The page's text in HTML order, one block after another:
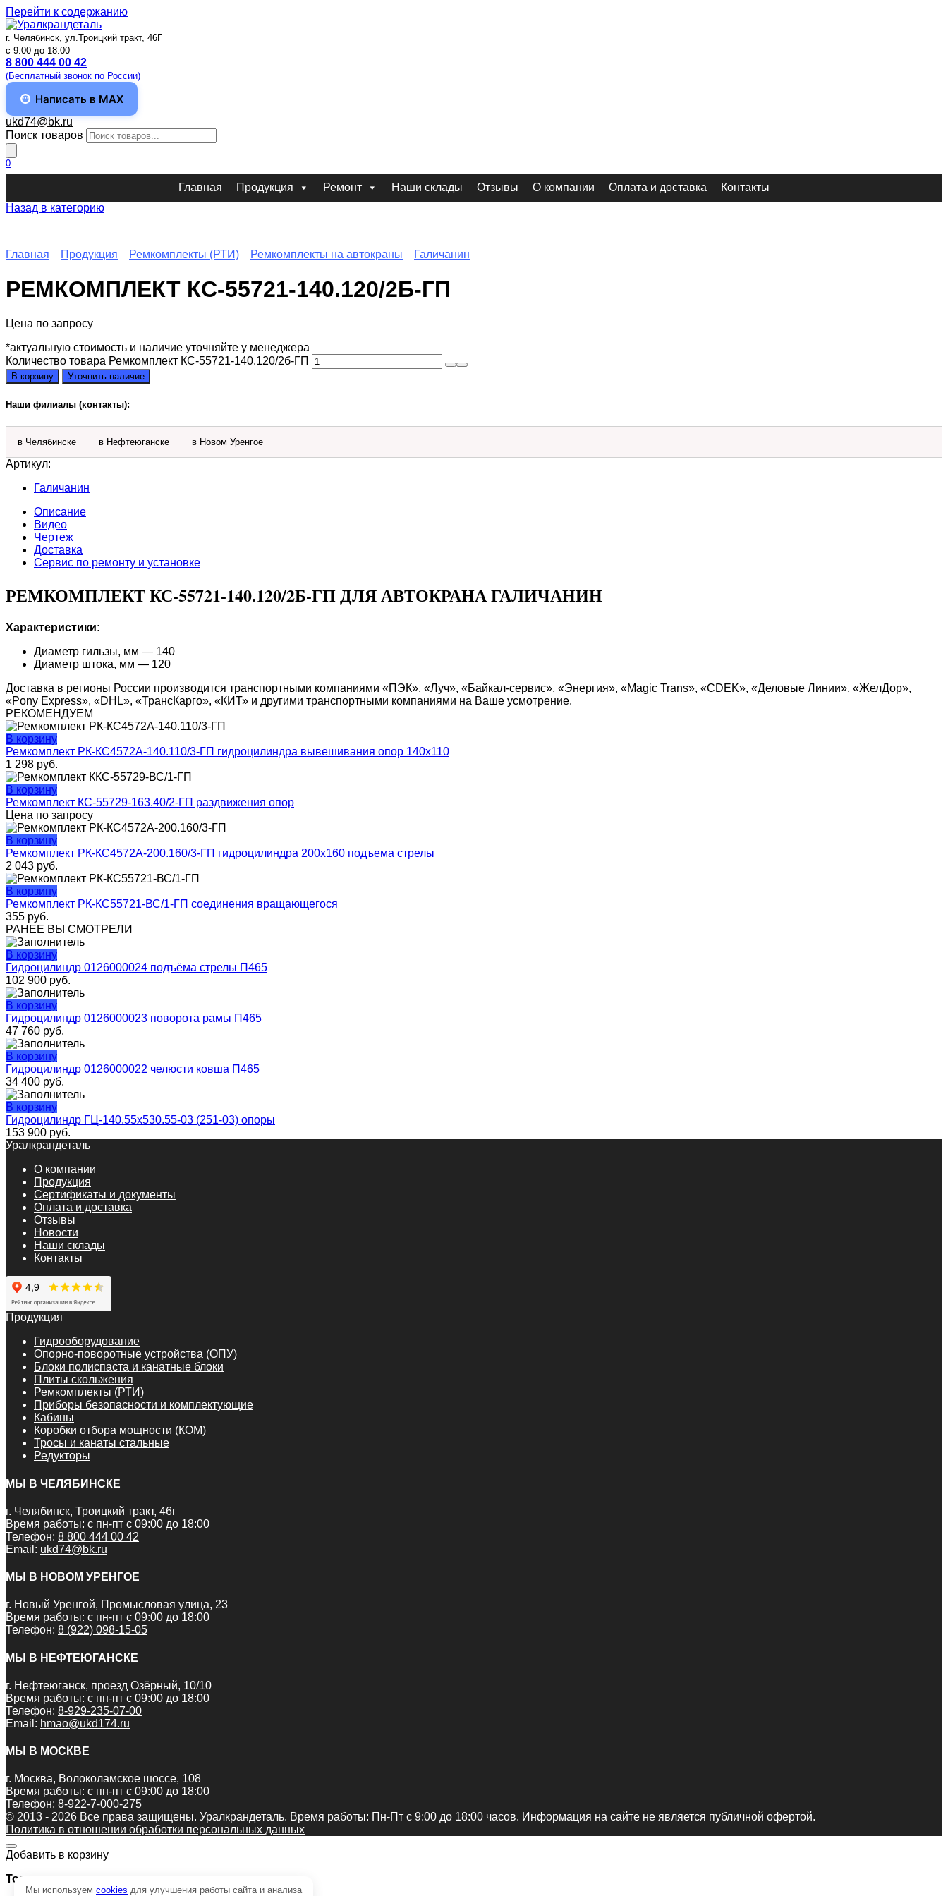
Перейти к содержанию
г. Челябинск, ул.Троицкий тракт, 46Г
c 9.00 до 18.00
8 800 444 00 42
(Бесплатный звонок по России)
Написать в MAX
ukd74@bk.ru
Поиск товаров
0
Главная Продукция Ремонт Наши склады Отзывы О компании Оплата и доставка
Контакты
Назад в категорию
Главная Продукция Ремкомплекты (РТИ) Ремкомплекты на автокраны Галичанин
РЕМКОМПЛЕКТ КС-55721-140.120/2Б-ГП
Цена по запросу
*актуальную стоимость и наличие уточняйте у менеджера
Количество товара Ремкомплект КС-55721-140.120/2б-ГП
В корзину Уточнить наличие
Наши филиалы (контакты):
в Челябинске в Нефтеюганске в Новом Уренгое
Артикул:
Галичанин
Описание
Видео
Чертеж
Доставка
Сервис по ремонту и установке
РЕМКОМПЛЕКТ КС-55721-140.120/2Б-ГП ДЛЯ АВТОКРАНА ГАЛИЧАНИН
Характеристики:
Диаметр гильзы, мм — 140
Диаметр штока, мм — 120
Доставка в регионы России производится транспортными компаниями «ПЭК», «Луч», «Байкал-сервис», «Энергия», «Magic Trans», «CDEK», «Деловые Линии», «ЖелДор»,
«Pony Express», «DHL», «ТрансКарго», «КИТ» и другими транспортными компаниями на Ваше усмотрение.
РЕКОМЕНДУЕМ
В корзину
Ремкомплект РК-КС4572А-140.110/3-ГП гидроцилиндра вывешивания опор 140х110
1 298 руб.
В корзину
Ремкомплект КС-55729-163.40/2-ГП раздвижения опор
Цена по запросу
В корзину
Ремкомплект РК-КС4572А-200.160/3-ГП гидроцилиндра 200х160 подъема стрелы
2 043 руб.
В корзину
Ремкомплект РК-КС55721-ВС/1-ГП соединения вращающегося
355 руб.
РАНЕЕ ВЫ СМОТРЕЛИ
В корзину
Гидроцилиндр 0126000024 подъёма стрелы П465
102 900 руб.
В корзину
Гидроцилиндр 0126000023 поворота рамы П465
47 760 руб.
В корзину
Гидроцилиндр 0126000022 челюсти ковша П465
34 400 руб.
В корзину
Гидроцилиндр ГЦ-140.55х530.55-03 (251-03) опоры
153 900 руб.
Уралкрандеталь
О компании
Продукция
Сертификаты и документы
Оплата и доставка
Отзывы
Новости
Наши склады
Контакты
Продукция
Гидрооборудование
Опорно-поворотные устройства (ОПУ)
Блоки полиспаста и канатные блоки
Плиты скольжения
Ремкомплекты (РТИ)
Приборы безопасности и комплектующие
Кабины
Коробки отбора мощности (КОМ)
Тросы и канаты стальные
Редукторы
МЫ В ЧЕЛЯБИНСКЕ
г. Челябинск, Троицкий тракт, 46г
Время работы: с пн-пт с 09:00 до 18:00
Телефон: 8 800 444 00 42
Email: ukd74@bk.ru
МЫ В НОВОМ УРЕНГОЕ
г. Новый Уренгой, Промысловая улица, 23
Время работы: с пн-пт с 09:00 до 18:00
Телефон: 8 (922) 098-15-05
МЫ В НЕФТЕЮГАНСКЕ
г. Нефтеюганск, проезд Озёрный, 10/10
Время работы: с пн-пт с 09:00 до 18:00
Телефон: 8-929-235-07-00
Email: hmao@ukd174.ru
МЫ В МОСКВЕ
г. Москва, Волоколамское шоссе, 108
Время работы: с пн-пт с 09:00 до 18:00
Телефон: 8-922-7-000-275
© 2013 - 2026 Все права защищены. Уралкрандеталь. Время работы: Пн-Пт c 9:00 до 18:00 часов. Информация на сайте не является публичной офертой.
Политика в отношении обработки персональных данных
Добавить в корзину
Товар:
Мы используем cookies для улучшения работы сайта и анализа